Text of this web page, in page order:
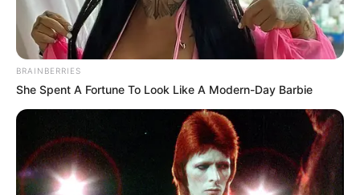
See How The Blue Lagoon Cast Has Changed After
46 Years
BRAINBERRIES
BRAINBERRIES
She Spent A Fortune To Look Like A Modern-Day Barbie